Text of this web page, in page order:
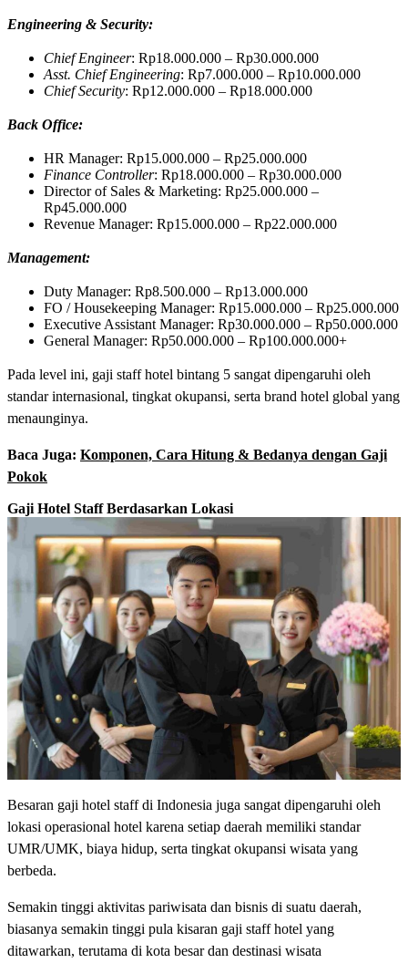
Engineering & Security:
Chief Engineer: Rp18.000.000 – Rp30.000.000
Asst. Chief Engineering: Rp7.000.000 – Rp10.000.000
Chief Security: Rp12.000.000 – Rp18.000.000
Back Office:
HR Manager: Rp15.000.000 – Rp25.000.000
Finance Controller: Rp18.000.000 – Rp30.000.000
Director of Sales & Marketing: Rp25.000.000 –
Rp45.000.000
Revenue Manager: Rp15.000.000 – Rp22.000.000
Management:
Duty Manager: Rp8.500.000 – Rp13.000.000
FO / Housekeeping Manager: Rp15.000.000 – Rp25.000.000
Executive Assistant Manager: Rp30.000.000 – Rp50.000.000
General Manager: Rp50.000.000 – Rp100.000.000+
Pada level ini, gaji staff hotel bintang 5 sangat dipengaruhi oleh
standar internasional, tingkat okupansi, serta brand hotel global yang
menaunginya.
Baca Juga: Komponen, Cara Hitung & Bedanya dengan Gaji
Pokok
Gaji Hotel Staff Berdasarkan Lokasi
Besaran gaji hotel staff di Indonesia juga sangat dipengaruhi oleh
lokasi operasional hotel karena setiap daerah memiliki standar
UMR/UMK, biaya hidup, serta tingkat okupansi wisata yang
berbeda.
Semakin tinggi aktivitas pariwisata dan bisnis di suatu daerah,
biasanya semakin tinggi pula kisaran gaji staff hotel yang
ditawarkan, terutama di kota besar dan destinasi wisata